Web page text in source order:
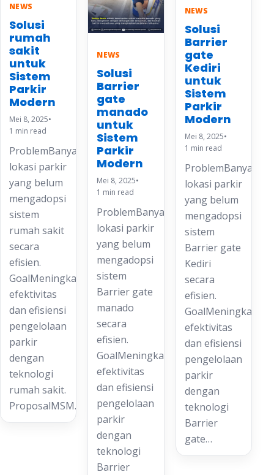
NEWS
Solusi
rumah
sakit
untuk
Sistem
Parkir
Modern
Mei 8, 2025•
1 min read
ProblemBanyak
lokasi parkir
yang belum
mengadopsi
sistem
rumah sakit
secara
efisien.
GoalMeningkatkan
efektivitas
dan efisiensi
pengelolaan
parkir
dengan
teknologi
rumah sakit.
ProposalMSM…
NEWS
Solusi
Barrier
gate
manado
untuk
Sistem
Parkir
Modern
Mei 8, 2025•
1 min read
ProblemBanyak
lokasi parkir
yang belum
mengadopsi
sistem
Barrier gate
manado
secara
efisien.
GoalMeningkatkan
efektivitas
dan efisiensi
pengelolaan
parkir
dengan
teknologi
Barrier
NEWS
Solusi
Barrier
gate
Kediri
untuk
Sistem
Parkir
Modern
Mei 8, 2025•
1 min read
ProblemBanyak
lokasi parkir
yang belum
mengadopsi
sistem
Barrier gate
Kediri
secara
efisien.
GoalMeningkatkan
efektivitas
dan efisiensi
pengelolaan
parkir
dengan
teknologi
Barrier
gate…